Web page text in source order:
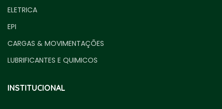
ELETRICA
EPI
CARGAS & MOVIMENTAÇÕES
LUBRIFICANTES E QUIMICOS
INSTITUCIONAL